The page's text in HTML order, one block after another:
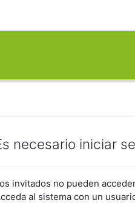
necesario iniciar
invitados no pueden
al sistema con un